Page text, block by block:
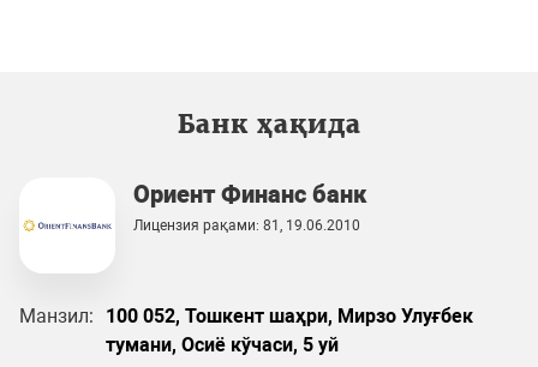
Банк ҳақида
Ориент Финанс банк
Лицензия рақами: 81, 19.06.2010
Манзил:
100 052, Тошкент шаҳри, Мирзо Улуғбек
тумани, Осиё кўчаси, 5 уй